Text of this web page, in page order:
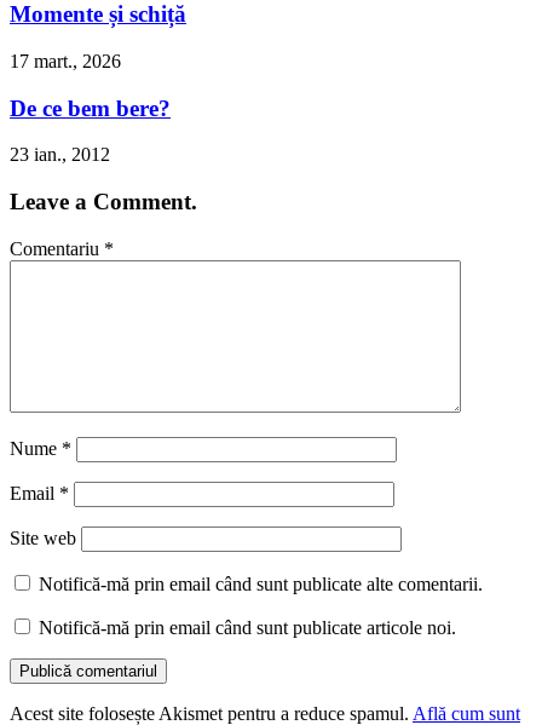
Momente și schiță
17 mart., 2026
De ce bem bere?
23 ian., 2012
Leave a Comment.
Comentariu *
Nume *
Email *
Site web
Notifică-mă prin email când sunt publicate alte comentarii.
Notifică-mă prin email când sunt publicate articole noi.
Acest site folosește Akismet pentru a reduce spamul. Află cum sunt